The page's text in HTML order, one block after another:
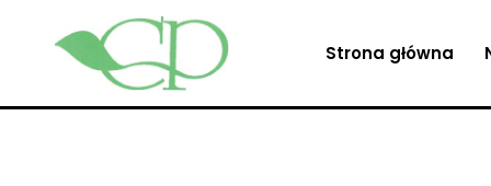
Strona główna